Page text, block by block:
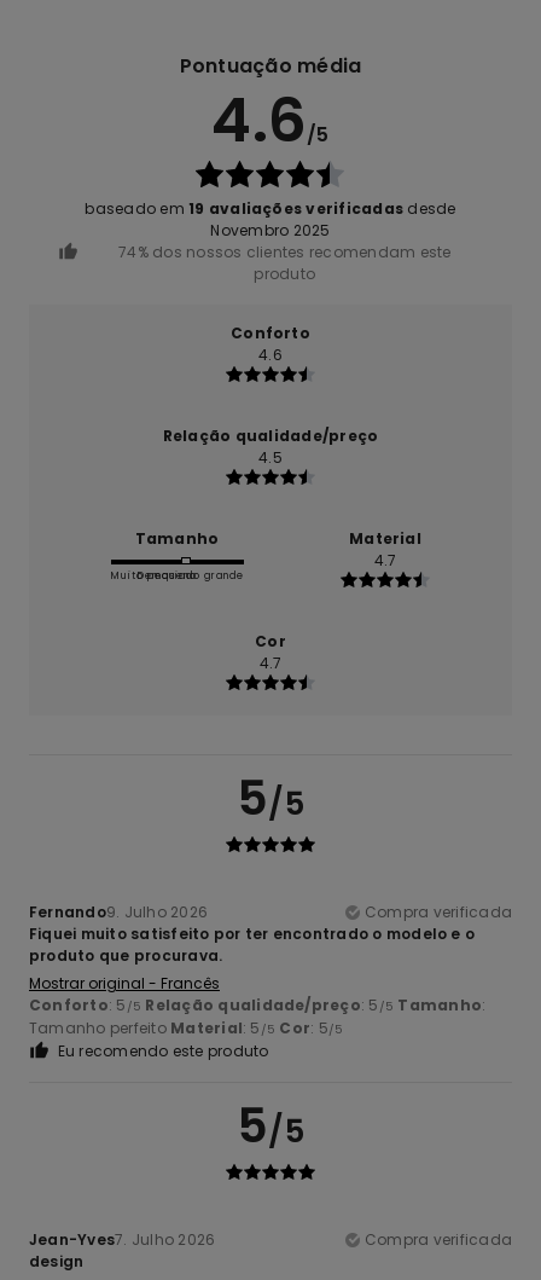
Pontuação média
4.6/5
baseado em 19 avaliações verificadas desde
Novembro 2025
74% dos nossos clientes recomendam este
produto
Conforto
4.6
Relação qualidade/preço
4.5
Tamanho
Muito pequeno
Demasiado grande
Material
4.7
Cor
4.7
5/5
Fernando9. Julho 2026
Compra verificada
Fiquei muito satisfeito por ter encontrado o modelo e o
produto que procurava.
Mostrar original - Francês
Conforto: 5 /5 Relação qualidade/preço: 5 /5 Tamanho:
Tamanho perfeito Material: 5 /5 Cor: 5/5
Eu recomendo este produto
5/5
Jean-Yves7. Julho 2026
Compra verificada
design